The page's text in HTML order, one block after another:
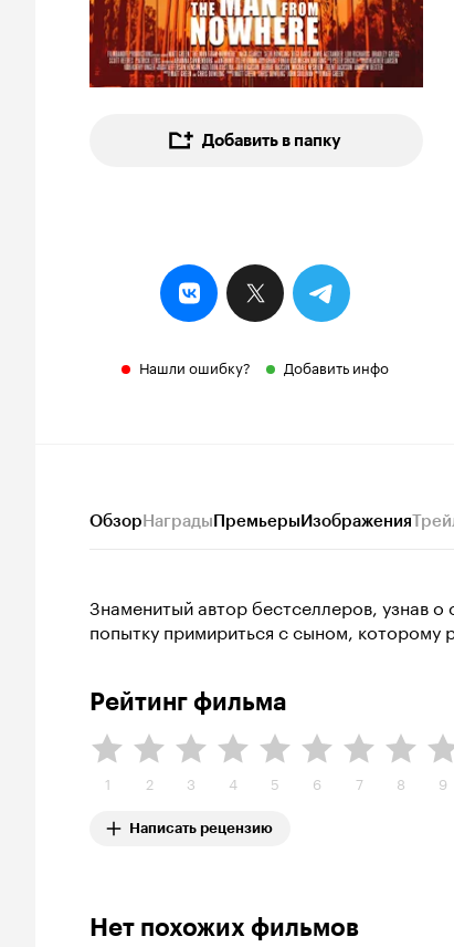
Добавить в папку
Нашли ошибку? Добавить инфо
ОбзорНаградыПремьерыИзображения
Знаменитый автор бестселлеров, узнав
попытку примириться с сыном, которому
Рейтинг фильма
1 2 3 4 5 6 7 8 9
Написать рецензию
Нет похожих фильмов